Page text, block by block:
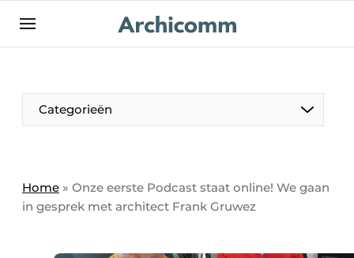
NL be-FR
Categorieën
Home » Onze eerste Podcast staat online! We gaan
in gesprek met architect Frank Gruwez